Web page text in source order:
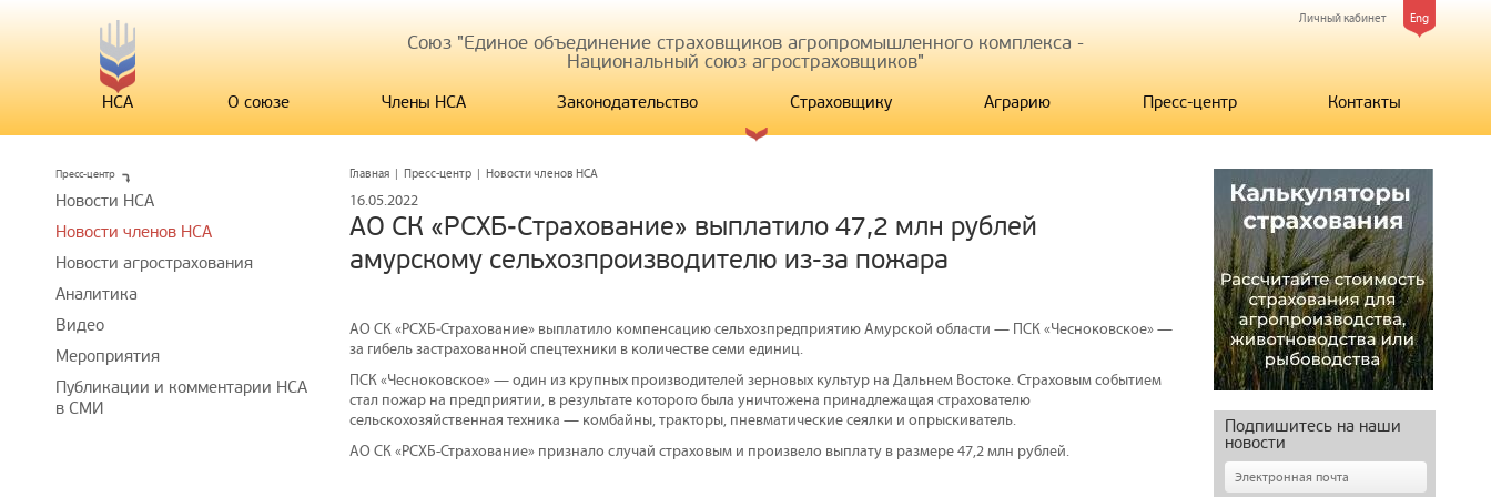
Eng
Личный кабинет
Союз "Единое объединение страховщиков агропромышленного комплекса -
Национальный союз агростраховщиков"
НСА О союзе Члены НСА Законодательство Страховщику Аграрию Пресс-центр Контакты
Главная | Пресс-центр | Новости членов НСА
16.05.2022
АО СК «РСХБ‒Страхование» выплатило 47,2 млн рублей
амурскому сельхозпроизводителю из-за пожара
АО СК «РСХБ‒Страхование» выплатило компенсацию сельхозпредприятию Амурской области — ПСК «Чесноковское» —
за гибель застрахованной спецтехники в количестве семи единиц.
ПСК «Чесноковское» — один из крупных производителей зерновых культур на Дальнем Востоке. Страховым событием
стал пожар на предприятии, в результате которого была уничтожена принадлежащая страхователю
сельскохозяйственная техника — комбайны, тракторы, пневматические сеялки и опрыскиватель.
АО СК «РСХБ-Страхование» признало случай страховым и произвело выплату в размере 47,2 млн рублей.
Пресс-центр
Новости НСА
Новости членов НСА
Новости агрострахования
Аналитика
Видео
Мероприятия
Публикации и комментарии НСА
в СМИ
Подпишитесь на наши
новости